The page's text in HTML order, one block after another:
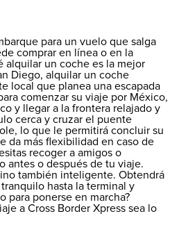
para un vuelo que salga
comprar en línea o en la
alquilar un coche es la mejor
Diego, alquilar un coche
local que planea una escapada
comenzar su viaje por México,
y llegar a la frontera relajado y
cerca y cruzar el puente
lo que le permitirá concluir su
da más flexibilidad en caso de
recoger a amigos o
antes o después de tu viaje.
también inteligente. Obtendrá
hasta la terminal y
para ponerse en marcha?
a Cross Border Xpress sea lo